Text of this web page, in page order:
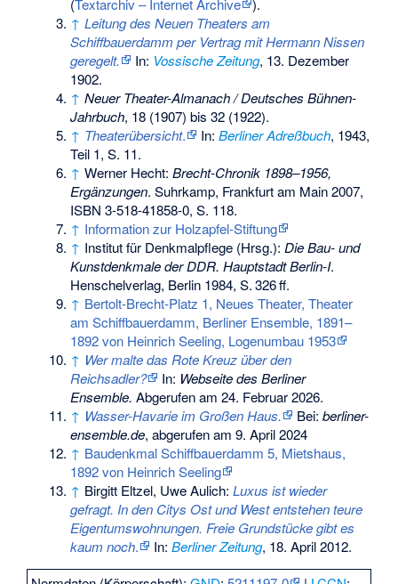
(Textarchiv – Internet Archive
).
↑ Leitung des Neuen Theaters am
Schiffbauerdamm per Vertrag mit Hermann Nissen
geregelt.
In: Vossische Zeitung, 13. Dezember
1902.
↑ Neuer Theater-Almanach / Deutsches Bühnen-
Jahrbuch, 18 (1907) bis 32 (1922).
↑ Theaterübersicht. In:Berliner Adreßbuch, 1943,
Teil 1, S. 11.
↑ Werner Hecht:Brecht-Chronik 1898–1956,
Ergänzungen. Suhrkamp, Frankfurt am Main 2007,
ISBN 3-518-41858-0, S. 118.
↑ Information zur Holzapfel-Stiftung
↑ Institut für Denkmalpflege (Hrsg.):Die Bau- und
Kunstdenkmale der DDR. Hauptstadt Berlin-I.
Henschelverlag, Berlin 1984,S.326ff.
↑ Bertolt-Brecht-Platz 1, Neues Theater, Theater
am Schiffbauerdamm, Berliner Ensemble, 1891–
1892 von Heinrich Seeling, Logenumbau 1953
↑ Wer malte das Rote Kreuz über den
Reichsadler?
In: Webseite des Berliner
Ensemble. Abgerufen am 24. Februar 2026.
↑ Wasser-Havarie im Großen Haus. Bei:berliner-
ensemble.de, abgerufen am 9. April 2024
↑ Baudenkmal Schiffbauerdamm 5, Mietshaus,
1892 von Heinrich Seeling
↑ Birgitt Eltzel, Uwe Aulich:Luxus ist wieder
gefragt. In den Citys Ost und West entstehen teure
Eigentumswohnungen. Freie Grundstücke gibt es
kaum noch. In:Berliner Zeitung, 18. April 2012.